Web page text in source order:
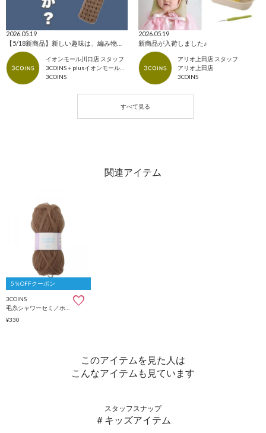
2026.05.19
イオンモール川口店 スタッフ
3COINS＋plusイオンモール川口店
3COINS
2026.05.19
新商品が入荷しました♪
アリオ上田店 スタッフ
アリオ上田店
3COINS
5％OFFクーポン
3COINS
¥330
このアイテムを見た人は
こんなアイテムも見ています
スタッフスナップ
＃キッズアイテム